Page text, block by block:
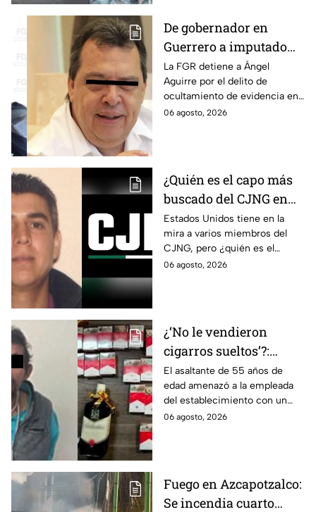
De gobernador en
Guerrero a imputado
por la "Verdad
Histórica"; Así fue como
Ángel Aguirre obstruyó
la justicia en caso
La FGR detiene a Ángel
Aguirre por el delito de
ocultamiento de evidencia en
el caso Ayotzinapa. Esta es la
06 agosto, 2026
¿Quién es el capo más
buscado del CJNG en
Estados Unidos?
Estados Unidos tiene en la
mira a varios miembros del
CJNG, pero ¿quién es el
miembro más buscado por el
06 agosto, 2026
¿‘No le vendieron
cigarros sueltos’?:
Detienen a hombre tras
asaltar una tienda y
llevarse más de 30
cajetillas en Iztapalapa
El asaltante de 55 años de
edad amenazó a la empleada
del establecimiento con un
arma de fuego, llevándose
06 agosto, 2026
Fuego en Azcapotzalco:
Se incendia cuarto